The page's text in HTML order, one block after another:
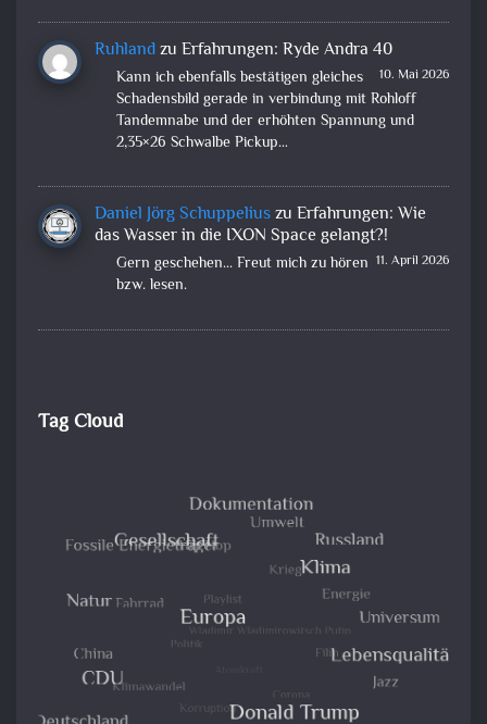
Ruhlandzu Erfahrungen: Ryde Andra 40
10. Mai 2026
Kann ich ebenfalls bestätigen gleiches
Schadensbild gerade in verbindung mit Rohloff
Tandemnabe und der erhöhten Spannung und
2,35×26 Schwalbe Pickup…
Daniel Jörg Schuppeliuszu Erfahrungen: Wie
das Wasser in die IXON Space gelangt?!
11. April 2026
Gern geschehen... Freut mich zu hören
bzw. lesen.
Tag Cloud